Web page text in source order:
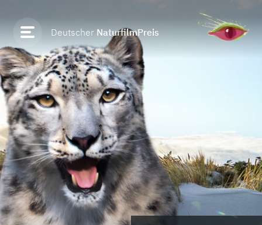
Deutscher NaturfilmPreis